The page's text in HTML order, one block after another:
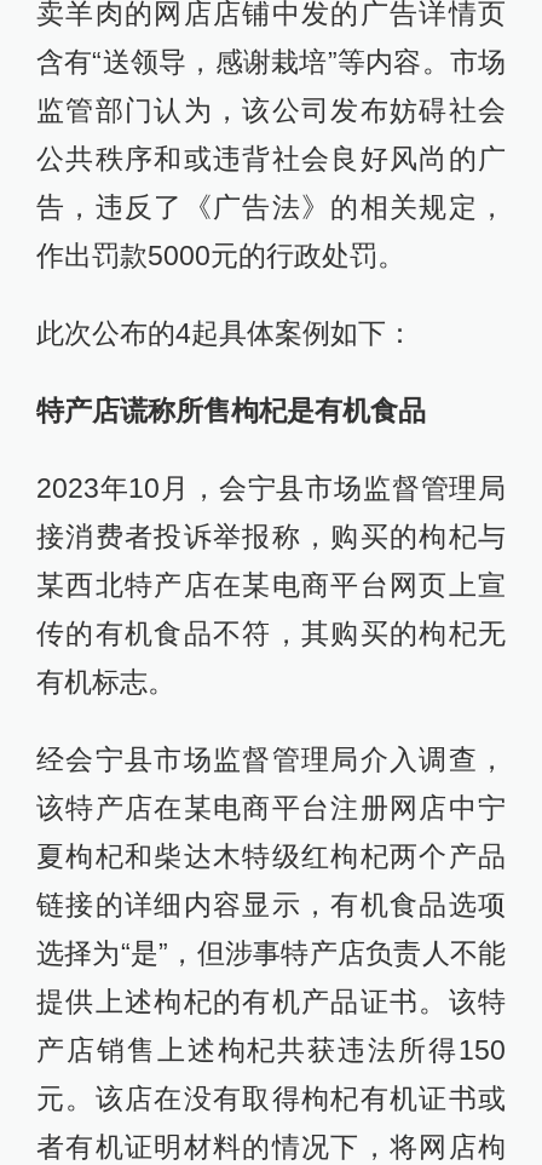
卖羊肉的网店店铺中发的广告详情页
含有“送领导，感谢栽培”等内容。市场
监管部门认为，该公司发布妨碍社会
公共秩序和或违背社会良好风尚的广
告，违反了《广告法》的相关规定，
作出罚款5000元的行政处罚。
此次公布的4起具体案例如下：
特产店谎称所售枸杞是有机食品
2023年10月，会宁县市场监督管理局
接消费者投诉举报称，购买的枸杞与
某西北特产店在某电商平台网页上宣
传的有机食品不符，其购买的枸杞无
有机标志。
经会宁县市场监督管理局介入调查，
该特产店在某电商平台注册网店中宁
夏枸杞和柴达木特级红枸杞两个产品
链接的详细内容显示，有机食品选项
选择为“是”，但涉事特产店负责人不能
提供上述枸杞的有机产品证书。该特
产店销售上述枸杞共获违法所得150
元。该店在没有取得枸杞有机证书或
者有机证明材料的情况下，将网店枸